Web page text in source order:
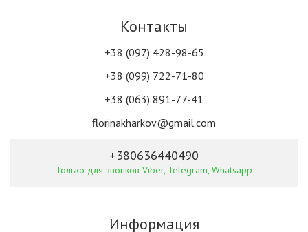
Контакты
+38 (097) 428-98-65
+38 (099) 722-71-80
+38 (063) 891-77-41
florinakharkov@gmail.com
+380636440490
Только для звонков Viber, Telegram, Whatsapp
Информация